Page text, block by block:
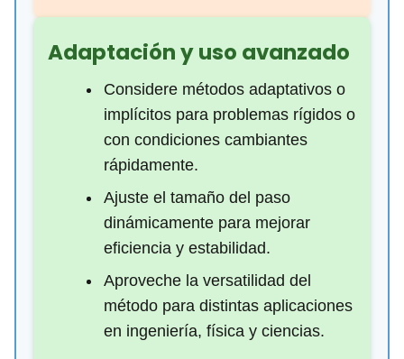
Adaptación y uso avanzado
Considere métodos adaptativos o
implícitos para problemas rígidos o
con condiciones cambiantes
rápidamente.
Ajuste el tamaño del paso
dinámicamente para mejorar
eficiencia y estabilidad.
Aproveche la versatilidad del
método para distintas aplicaciones
en ingeniería, física y ciencias.